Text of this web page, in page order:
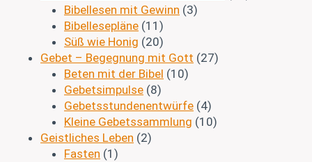
Bibellesen mit Gewinn (3)
Bibellesepläne (11)
Süß wie Honig (20)
Gebet – Begegnung mit Gott (27)
Beten mit der Bibel (10)
Gebetsimpulse (8)
Gebetsstundenentwürfe (4)
Kleine Gebetssammlung (10)
Geistliches Leben (2)
Fasten (1)